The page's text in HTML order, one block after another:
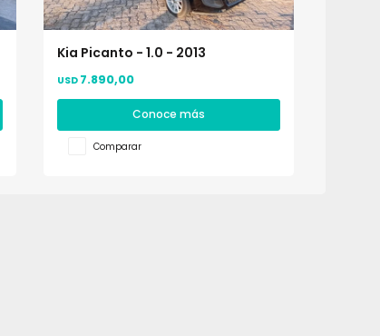
Kia Picanto - 1.0 - 2013
USD 7.890,00
Conoce más
Comparar